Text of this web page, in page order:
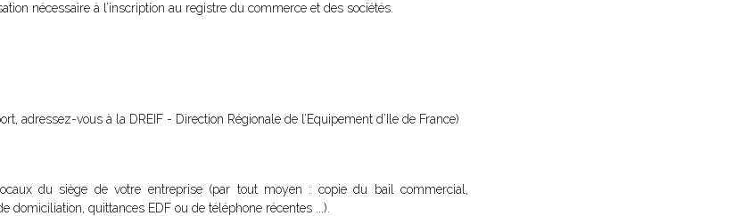
nécessaire à l’inscription au registre du commerce et des sociétés.
adressez-vous à la DREIF - Direction Régionale de l’Equipement d’Ile de France)
du siège de votre entreprise (par tout moyen : copie du bail commercial,
quittances EDF ou de téléphone récentes ...).